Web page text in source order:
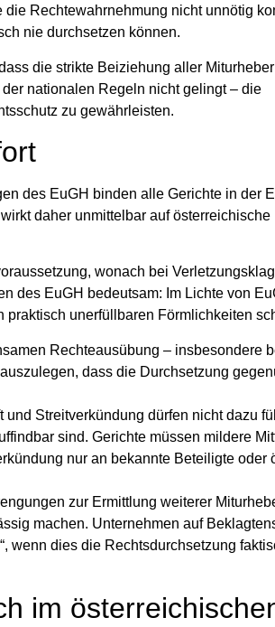
Rechtewahrnehmung nicht unnötig
nie durchsetzen können.
die strikte Beiziehung aller
nationalen Regeln nicht gelingt – die
zu gewährleisten.
des EuGH binden alle Gerichte in der
daher unmittelbar auf österreichische
wonach bei
des EuGH bedeutsam: Im Lichte von
praktisch unerfüllbaren Förmlichkeiten
Rechteausübung – insbesondere
dass die Durchsetzung
Streitverkündung dürfen nicht dazu
sind. Gerichte müssen mildere
nur an bekannte Beteiligte oder
zur Ermittlung weiterer
machen. Unternehmen auf
wenn dies die Rechtsdurchsetzung
im